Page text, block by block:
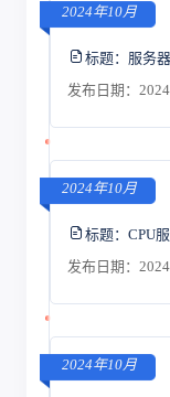
2024年10月
标题： 服务
发布日期：
2024年10月
标题： CPU
发布日期：
2024年10月